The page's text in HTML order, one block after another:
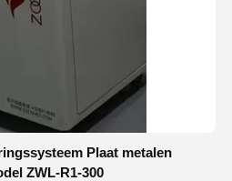
Plaat metalen
ZWL-R1-300